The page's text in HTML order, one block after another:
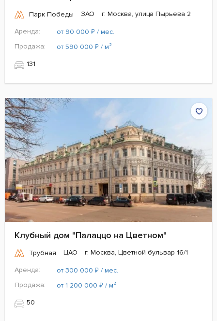
Парк Победы ЗАО г. Москва, улица Пырьева 2
Аренда: от 90 000 ₽ / мес.
Продажа:
от 590 000 ₽ / м²
131
Клубный дом "Палаццо на Цветном"
Трубная ЦАО г. Москва, Цветной бульвар 16/1
Аренда: от 300 000 ₽ / мес.
Продажа:
от 1 200 000 ₽ / м²
50